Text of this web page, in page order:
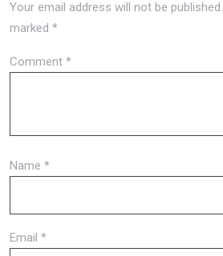
Your email address will not be published.
marked *
Comment *
Name *
Email *